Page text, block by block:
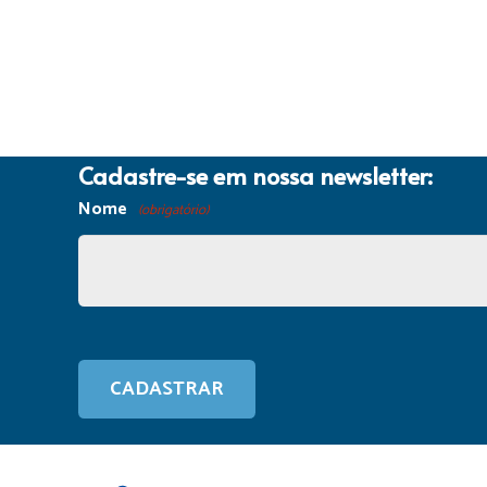
Cadastre-se em nossa newsletter:
Nome (obrigatório)